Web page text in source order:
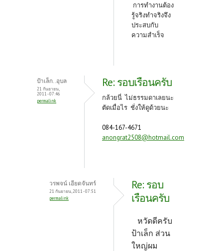
การทำงานต้อง
รู้จริงทำจริงจึง
ประสบกับ
ความสำเร็จ
ป้าเล็ก..อุบล
21 กันยายน,
2011 - 07:46
permalink
Re: รอบเรือนครับ
กล้วยนี่ ไม่ธรรมดาเลยนะ
ตัดเมื่อไร ชั่งให้ดูด้วยนะ
084-167-4671
anongrat2508@hotmail.com
วรพจน์ เอียดจันทร์
21 กันยายน, 2011 - 07:51
permalink
Re: รอบ
เรือนครับ
หวัดดีครับ
ป้าเล็ก ส่วน
ใหญ่ผม